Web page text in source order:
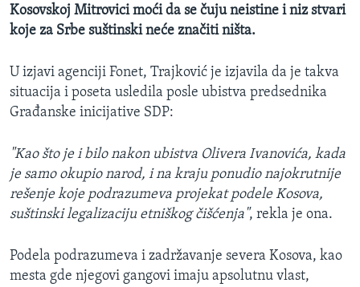
Kosovskoj Mitrovici moći da se čuju neistine i niz stvari
koje za Srbe suštinski neće značiti ništa.
U izjavi agenciji Fonet, Trajković je izjavila da je takva
situacija i poseta usledila posle ubistva predsednika
Građanske inicijative SDP:
"Kao što je i bilo nakon ubistva Olivera Ivanovića, kada
je samo okupio narod, i na kraju ponudio najokrutnije
rešenje koje podrazumeva projekat podele Kosova,
suštinski legalizaciju etniškog čišćenja", rekla je ona.
Podela podrazumeva i zadržavanje severa Kosova, kao
mesta gde njegovi gangovi imaju apsolutnu vlast,